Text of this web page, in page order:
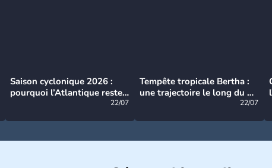
Saison cyclonique 2026 :
pourquoi l’Atlantique reste
22/07
Tempête tropicale Bertha :
une trajectoire le long du du
22/07